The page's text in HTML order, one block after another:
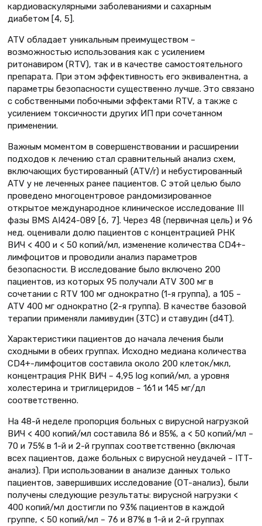
кардиоваскулярными заболеваниями и сахарным
диабетом [4, 5].
ATV обладает уникальным преимуществом –
возможностью использования как с усилением
ритонавиром (RTV), так и в качестве самостоятельного
препарата. При этом эффективность его эквивалентна, а
параметры безопасности существенно лучше. Это связано
с собственными побочными эффектами RTV, а также с
усилением токсичности других ИП при сочетанном
применении.
Важным моментом в совершенствовании и расширении
подходов к лечению стал сравнительный анализ схем,
включающих бустированный (ATV/r) и небустированный
ATV у не леченных ранее пациентов. С этой целью было
проведено многоцентровое рандомизированное
открытое международное клиническое исследование III
фазы BMS AI424-089 [6, 7]. Через 48 (первичная цель) и 96
нед. оценивали долю пациентов с концентрацией РНК
ВИЧ < 400 и < 50 копий/мл, изменение количества CD4+-
лимфоцитов и проводили анализ параметров
безопасности. В исследование было включено 200
пациентов, из которых 95 получали ATV 300 мг в
сочетании с RTV 100 мг однократно (1-я группа), а 105 –
ATV 400 мг однократно (2-я группа). В качест­ве базовой
терапии применяли ламивудин (3ТС) и ставудин (d4T).
Характеристики пациентов до начала лечения были
сходными в обеих группах. Исходно медиана количества
CD4+-лимфоцитов составила около 200 клеток/мкл,
концентрация РНК ВИЧ – 4,95 log копий/мл, а уровня
холестерина и триглицеридов – 161 и 145 мг/дл
соответственно.
На 48-й неделе пропорция больных с вирусной нагрузкой
ВИЧ < 400 копий/мл составила 86 и 85%, а < 50 копий/мл –
70 и 75% в 1-й и 2-й группах соответственно (включая
всех пациентов, даже больных с вирусной неудачей – ITT-
анализ). При использовании в анализе данных только
пациентов, завершивших исследование (ОT-анализ), были
получены следующие результаты: вирусной нагрузки <
400 копий/мл достигли по 93% пациентов в каждой
группе, < 50 копий/мл – 76 и 87% в 1-й и 2-й группах